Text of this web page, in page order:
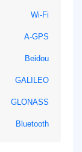
Wi-Fi
A-GPS
Beidou
GALILEO
GLONASS
Bluetooth